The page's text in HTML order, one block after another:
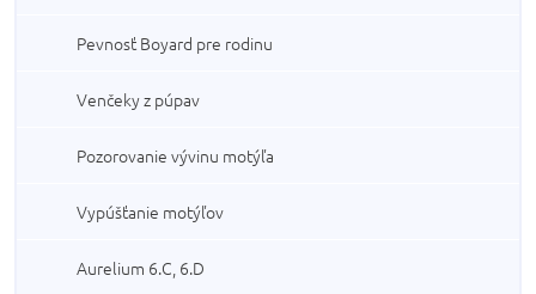
Pevnosť Boyard pre rodinu
Venčeky z púpav
Pozorovanie vývinu motýľa
Vypúšťanie motýľov
Aurelium 6.C, 6.D